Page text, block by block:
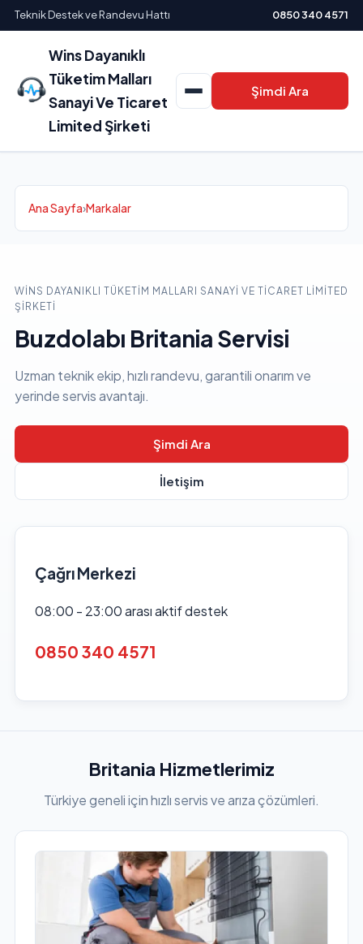
Teknik Destek ve Randevu Hattı 0850 340 4571
Wins Dayanıklı
Tüketim Malları
Sanayi Ve Ticaret
Limited Şirketi
Şimdi Ara
Ana Sayfa›Markalar
WINS DAYANIKLI TÜKETIM MALLARI SANAYI VE TICARET LIMITED
ŞIRKETI
Buzdolabı Britania Servisi
Uzman teknik ekip, hızlı randevu, garantili onarım ve
yerinde servis avantajı.
Şimdi Ara
İletişim
Çağrı Merkezi
08:00 - 23:00 arası aktif destek
0850 340 4571
Britania Hizmetlerimiz
Türkiye geneli için hızlı servis ve arıza çözümleri.